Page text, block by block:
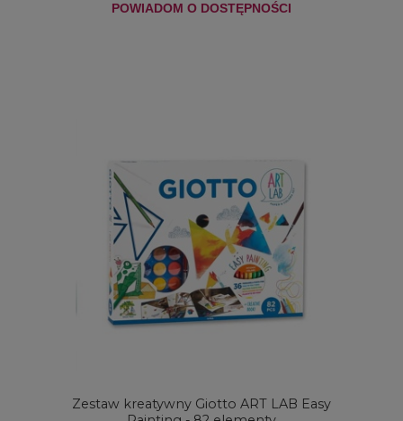
POWIADOM O DOSTĘPNOŚCI
Zestaw kreatywny Giotto ART LAB Easy